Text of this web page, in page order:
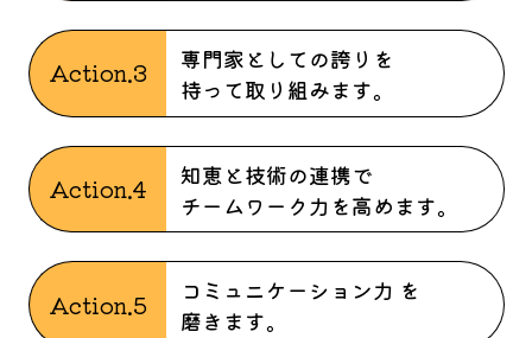
Action.3
専門家としての誇りを
持って取り組みます。
Action.4
知恵と技術の連携で
チームワーク力を高めます。
Action.5
コミュニケーション力 を
磨きます。